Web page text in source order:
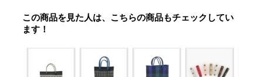
この商品を見た人は、こちらの商品もチェックしてい
ます！